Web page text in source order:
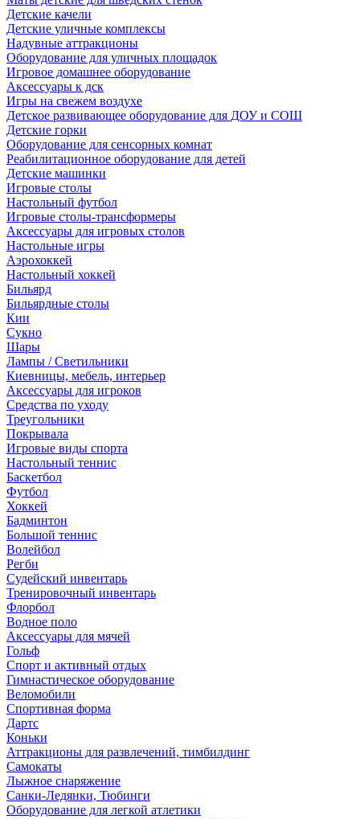
Детские качели
Детские уличные комплексы
Надувные аттракционы
Оборудование для уличных площадок
Игровое домашнее оборудование
Аксессуары к дск
Игры на свежем воздухе
Детское развивающее оборудование для ДОУ и СОШ
Детские горки
Оборудование для сенсорных комнат
Реабилитационное оборудование для детей
Детские машинки
Игровые столы
Настольный футбол
Игровые столы-трансформеры
Аксессуары для игровых столов
Настольные игры
Аэрохоккей
Настольный хоккей
Бильярд
Бильярдные столы
Кии
Сукно
Шары
Лампы / Светильники
Киевницы, мебель, интерьер
Аксессуары для игроков
Средства по уходу
Треугольники
Покрывала
Игровые виды спорта
Настольный теннис
Баскетбол
Футбол
Хоккей
Бадминтон
Большой теннис
Волейбол
Регби
Судейский инвентарь
Тренировочный инвентарь
Флорбол
Водное поло
Аксессуары для мячей
Гольф
Спорт и активный отдых
Гимнастическое оборудование
Веломобили
Спортивная форма
Дартс
Коньки
Аттракционы для развлечений, тимбилдинг
Самокаты
Лыжное снаряжение
Санки-Ледянки, Тюбинги
Оборудование для легкой атлетики